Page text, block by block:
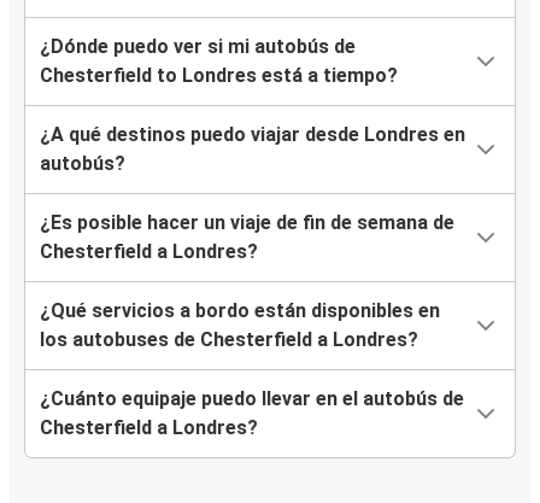
¿Dónde puedo ver si mi autobús de
Chesterfield to Londres está a tiempo?
¿A qué destinos puedo viajar desde Londres en
autobús?
¿Es posible hacer un viaje de fin de semana de
Chesterfield a Londres?
¿Qué servicios a bordo están disponibles en
los autobuses de Chesterfield a Londres?
¿Cuánto equipaje puedo llevar en el autobús de
Chesterfield a Londres?